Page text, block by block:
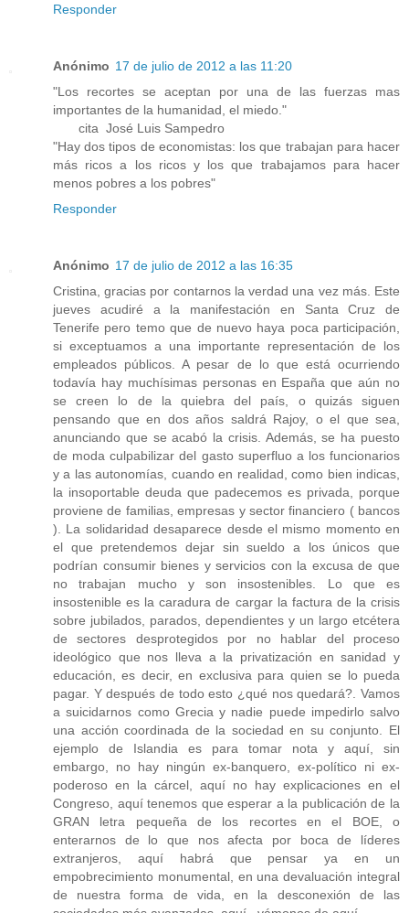
Responder
Anónimo 17 de julio de 2012 a las 11:20
"Los recortes se aceptan por una de las fuerzas mas
importantes de la humanidad, el miedo."
cita José Luis Sampedro
"Hay dos tipos de economistas: los que trabajan para hacer
más ricos a los ricos y los que trabajamos para hacer
menos pobres a los pobres"
Responder
Anónimo 17 de julio de 2012 a las 16:35
Cristina, gracias por contarnos la verdad una vez más. Este
jueves acudiré a la manifestación en Santa Cruz de
Tenerife pero temo que de nuevo haya poca participación,
si exceptuamos a una importante representación de los
empleados públicos. A pesar de lo que está ocurriendo
todavía hay muchísimas personas en España que aún no
se creen lo de la quiebra del país, o quizás siguen
pensando que en dos años saldrá Rajoy, o el que sea,
anunciando que se acabó la crisis. Además, se ha puesto
de moda culpabilizar del gasto superfluo a los funcionarios
y a las autonomías, cuando en realidad, como bien indicas,
la insoportable deuda que padecemos es privada, porque
proviene de familias, empresas y sector financiero ( bancos
). La solidaridad desaparece desde el mismo momento en
el que pretendemos dejar sin sueldo a los únicos que
podrían consumir bienes y servicios con la excusa de que
no trabajan mucho y son insostenibles. Lo que es
insostenible es la caradura de cargar la factura de la crisis
sobre jubilados, parados, dependientes y un largo etcétera
de sectores desprotegidos por no hablar del proceso
ideológico que nos lleva a la privatización en sanidad y
educación, es decir, en exclusiva para quien se lo pueda
pagar. Y después de todo esto ¿qué nos quedará?. Vamos
a suicidarnos como Grecia y nadie puede impedirlo salvo
una acción coordinada de la sociedad en su conjunto. El
ejemplo de Islandia es para tomar nota y aquí, sin
embargo, no hay ningún ex-banquero, ex-político ni ex-
poderoso en la cárcel, aquí no hay explicaciones en el
Congreso, aquí tenemos que esperar a la publicación de la
GRAN letra pequeña de los recortes en el BOE, o
enterarnos de lo que nos afecta por boca de líderes
extranjeros, aquí habrá que pensar ya en un
empobrecimiento monumental, en una devaluación integral
de nuestra forma de vida, en la desconexión de las